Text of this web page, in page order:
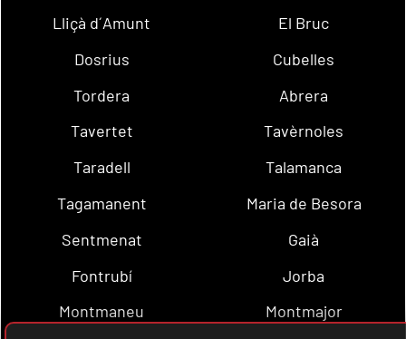
Lliçà d´Amunt
El Bruc
Dosrius
Cubelles
Tordera
Abrera
Tavertet
Tavèrnoles
Taradell
Talamanca
Tagamanent
Maria de Besora
Sentmenat
Gaià
Fontrubí
Jorba
Montmaneu
Montmajor